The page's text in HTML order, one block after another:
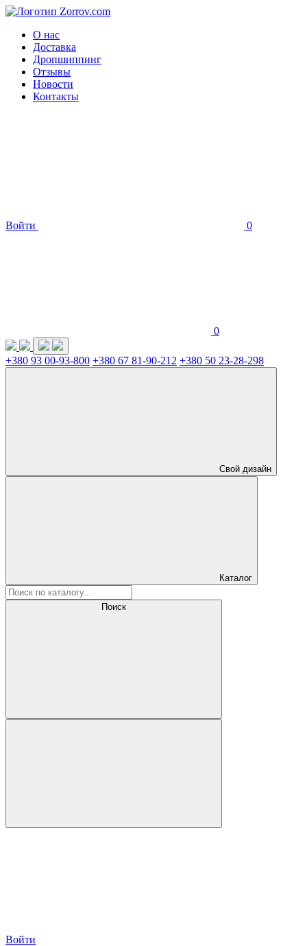
О нас
Доставка
Дропшиппинг
Отзывы
Новости
Контакты
Войти 0
0
+380 93 00-93-800 +380 67 81-90-212 +380 50 23-28-298
Свой дизайн
Каталог
Поиск
Войти